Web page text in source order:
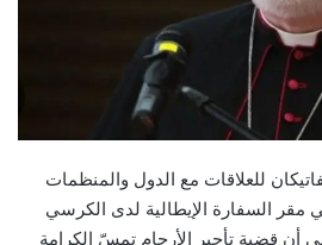
للعلاقات مع الدول والمنظمات
مقر السفارة الإيطالية لدى الكرسي
أن قضية تأجير الأرحام تمسّ الكرامة